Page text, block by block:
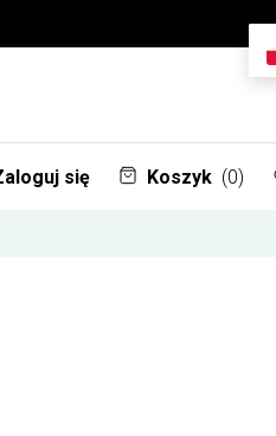
się Koszyk (0)